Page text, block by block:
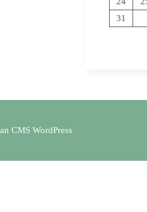
31
CMS WordPress